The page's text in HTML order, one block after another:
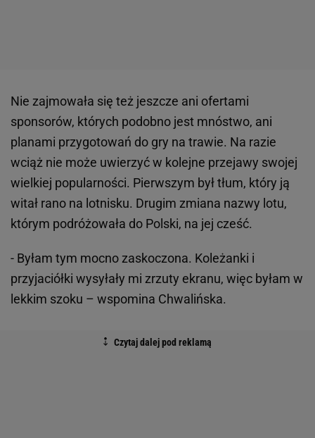
Nie zajmowała się też jeszcze ani ofertami
sponsorów, których podobno jest mnóstwo, ani
planami przygotowań do gry na trawie. Na razie
wciąż nie może uwierzyć w kolejne przejawy swojej
wielkiej popularności. Pierwszym był tłum, który ją
witał rano na lotnisku. Drugim zmiana nazwy lotu,
którym podróżowała do Polski, na jej cześć.
- Byłam tym mocno zaskoczona. Koleżanki i
przyjaciółki wysyłały mi zrzuty ekranu, więc byłam w
lekkim szoku – wspomina Chwalińska.